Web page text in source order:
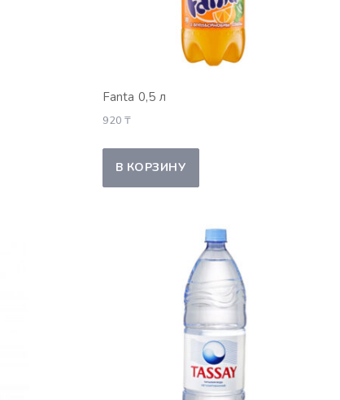
Fanta 0,5 л
920₸
В КОРЗИНУ